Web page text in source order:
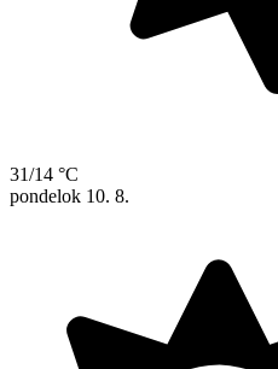
31/14 °C
pondelok 10. 8.